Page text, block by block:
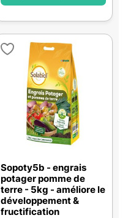
Sopoty5b - engrais
potager pomme de
terre - 5kg - améliore le
développement &
fructification